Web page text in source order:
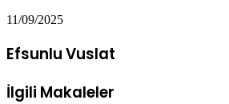
11/09/2025
Efsunlu Vuslat
İlgili Makaleler